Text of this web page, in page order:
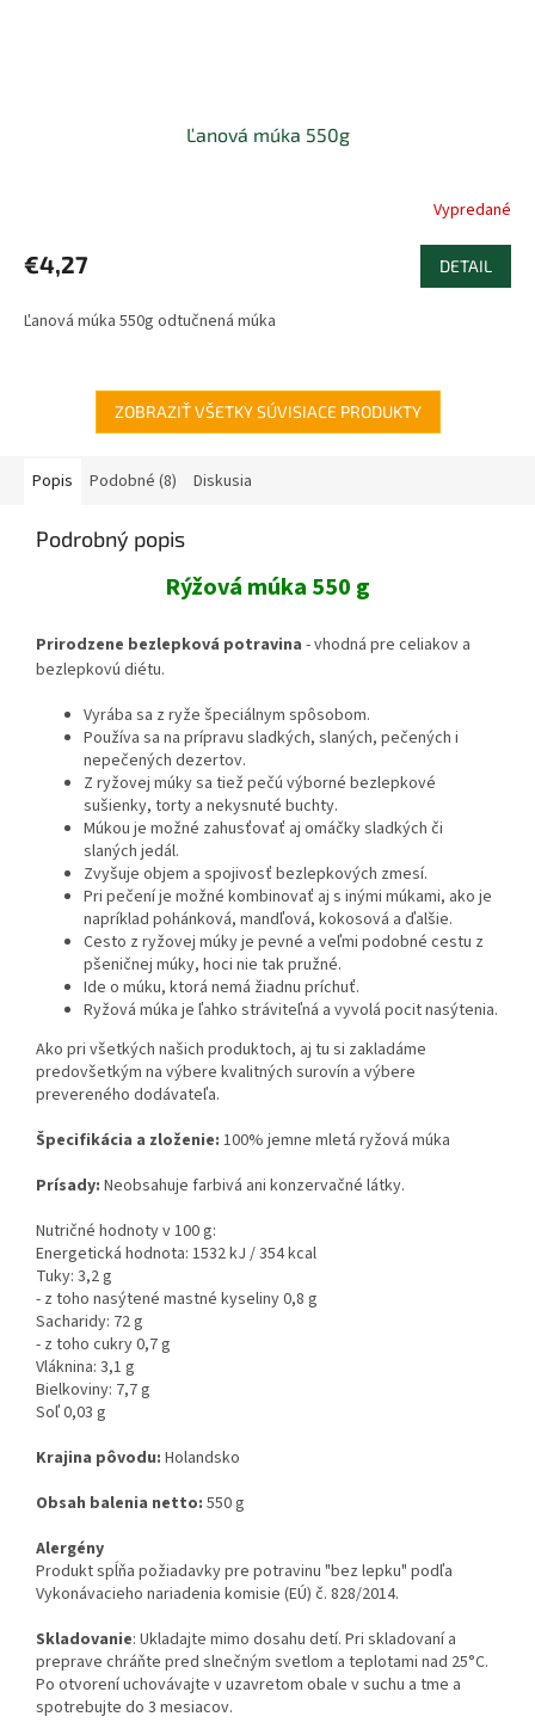
Ľanová múka 550g
produktu
je
z
Vypredané
€4,27 DETAIL
Ľanová múka 550g odtučnená múka
ZOBRAZIŤ VŠETKY SÚVISIACE PRODUKTY
Popis Podobné (8) Diskusia
Podrobný popis
Rýžová múka 550 g
Prirodzene bezlepková potravina - vhodná pre celiakov a
bezlepkovú diétu.
Vyrába sa z ryže špeciálnym spôsobom.
Používa sa na prípravu sladkých, slaných, pečených i
nepečených dezertov.
Z ryžovej múky sa tiež pečú výborné bezlepkové
sušienky, torty a nekysnuté buchty.
Múkou je možné zahusťovať aj omáčky sladkých či
slaných jedál.
Zvyšuje objem a spojivosť bezlepkových zmesí.
Pri pečení je možné kombinovať aj s inými múkami, ako je
napríklad pohánková, mandľová, kokosová a ďalšie.
Cesto z ryžovej múky je pevné a veľmi podobné cestu z
pšeničnej múky, hoci nie tak pružné.
Ide o múku, ktorá nemá žiadnu príchuť.
Ryžová múka je ľahko stráviteľná a vyvolá pocit nasýtenia.
Ako pri všetkých našich produktoch, aj tu si zakladáme
predovšetkým na výbere kvalitných surovín a výbere
prevereného dodávateľa.
Špecifikácia a zloženie: 100% jemne mletá ryžová múka
Prísady: Neobsahuje farbivá ani konzervačné látky.
Nutričné ​​hodnoty v 100 g:
Energetická hodnota: 1532 kJ / 354 kcal
Tuky: 3,2 g
- z toho nasýtené mastné kyseliny 0,8 g
Sacharidy: 72 g
- z toho cukry 0,7 g
Vláknina: 3,1 g
Bielkoviny: 7,7 g
Soľ 0,03 g
Krajina pôvodu: Holandsko
Obsah balenia netto: 550 g
Alergény
Produkt spĺňa požiadavky pre potravinu "bez lepku" podľa
Vykonávacieho nariadenia komisie (EÚ) č. 828/2014.
Skladovanie: Ukladajte mimo dosahu detí. Pri skladovaní a
preprave chráňte pred slnečným svetlom a teplotami nad 25°C.
Po otvorení uchovávajte v uzavretom obale v suchu a tme a
spotrebujte do 3 mesiacov.